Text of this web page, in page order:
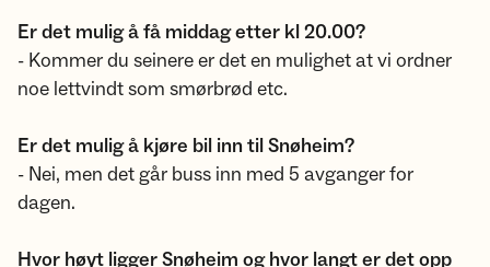
Er det mulig å få middag etter kl 20.00?
- Kommer du seinere er det en mulighet at vi ordner
noe lettvindt som smørbrød etc.
Er det mulig å kjøre bil inn til Snøheim?
- Nei, men det går buss inn med 5 avganger for
dagen.
Hvor høyt ligger Snøheim og hvor langt er det opp